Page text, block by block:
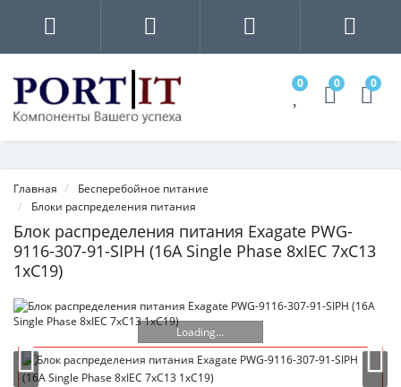
0 0 0
Главная
Бесперебойное питание
Блоки распределения питания
Блок распределения питания Exagate PWG-
9116-307-91-SIPH (16A Single Phase 8xIEC 7xC13
1xC19)
Loading...